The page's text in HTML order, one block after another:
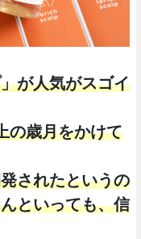
が人気がスゴイ
の歳月をかけて
されたというの
といっても、信